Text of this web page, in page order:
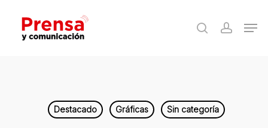
main
search
Destacado Gráficas Sin categoría